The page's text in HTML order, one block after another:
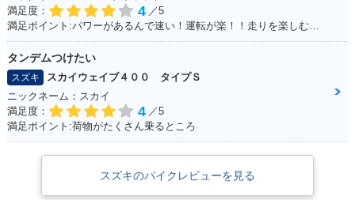
満足度：
4 ／5
タンデムつけたい
スズキ
スカイウェイブ４００ タイプＳ
ニックネーム：スカイ
満足度：
4 ／5
満足ポイント:荷物がたくさん乗るところ
スズキのバイクレビューを見る